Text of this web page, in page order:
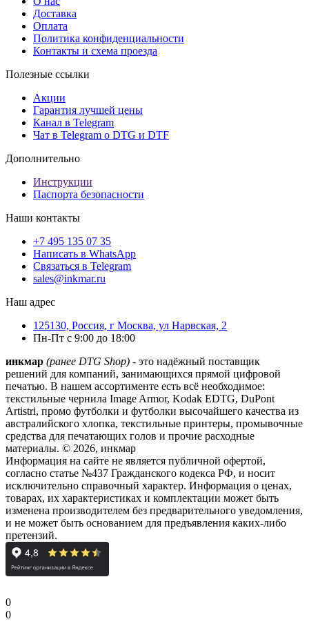
Доставка
Оплата
Политика конфиденциальности
Контакты и схема проезда
Полезные ссылки
Акции
Гарантия лучшей цены
Канал в Telegram
Чат в Telegram о DTG и DTF
Дополнительно
Инструкции
Паспорта безопасности
Наши контакты
+7 495 135 07 35
Написать в WhatsApp
Связаться в Telegram
sales@inkmar.ru
Наш адрес
125130, Россия, г Москва, ул Нарвская, 2
Пн-Пт с 9:00 до 18:00
инкмар (ранее DTG Shop) - это надёжный поставщик
решений для компаний, занимающихся прямой цифровой
печатью. В нашем ассортименте есть всё необходимое:
текстильные чернила Image Armor, Kodak EDTG, DuPont
Artistri, промо футболки и футболки высочайшего качества из
австралийского хлопка, текстильные принтеры, промывочные
средства для печатающих голов и прочие расходные
материалы. © 2026, инкмар
Информация на сайте не является публичной офертой,
согласно статье №437 Гражданского кодекса РФ, и носит
исключительно справочный характер. Информация о ценах,
товарах, их характеристиках и комплектации может быть
изменена производителем без предварительного уведомления,
и не может быть основанием для предъявления каких-либо
претензий.
0
0